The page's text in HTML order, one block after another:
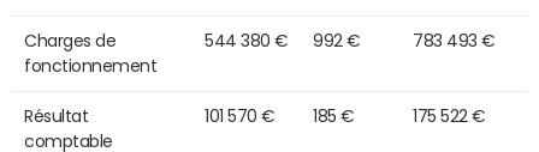
Charges de
fonctionnement
544 380 € 992 € 783 493 €
Résultat
comptable
101 570 € 185 € 175 522 €